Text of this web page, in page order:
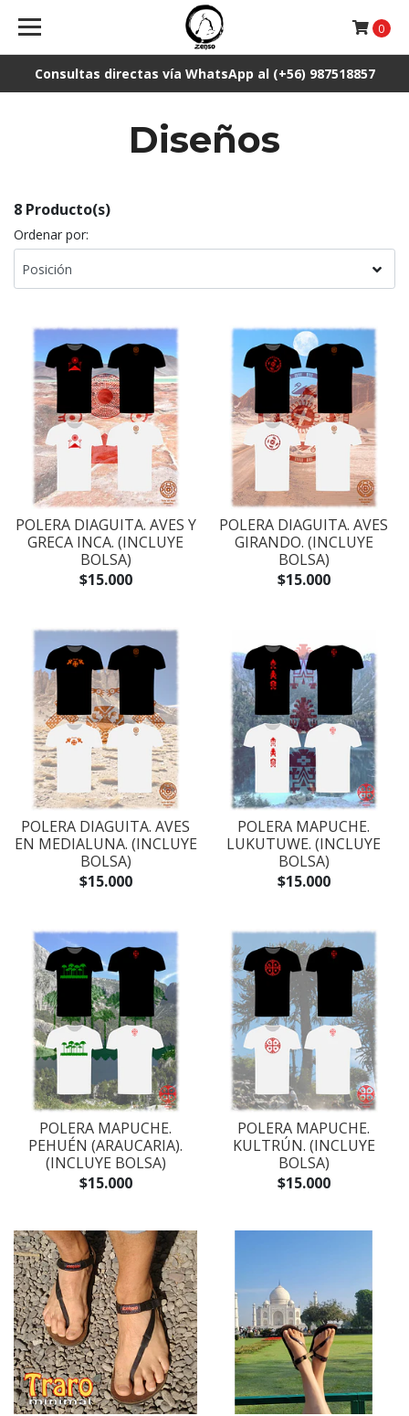
Consultas directas vía WhatsApp al (+56) 987518857
0
Diseños
8 Producto(s)
Ordenar por:
POLERA DIAGUITA. AVES Y
GRECA INCA. (INCLUYE
BOLSA)
$15.000
POLERA DIAGUITA. AVES
GIRANDO. (INCLUYE
BOLSA)
$15.000
POLERA DIAGUITA. AVES
EN MEDIALUNA. (INCLUYE
BOLSA)
$15.000
POLERA MAPUCHE.
LUKUTUWE. (INCLUYE
BOLSA)
$15.000
POLERA MAPUCHE.
PEHUÉN (ARAUCARIA).
(INCLUYE BOLSA)
$15.000
POLERA MAPUCHE.
KULTRÚN. (INCLUYE
BOLSA)
$15.000